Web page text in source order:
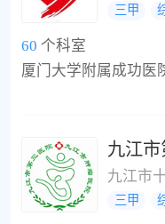
三甲
60 个科室
九江
九江市
三甲